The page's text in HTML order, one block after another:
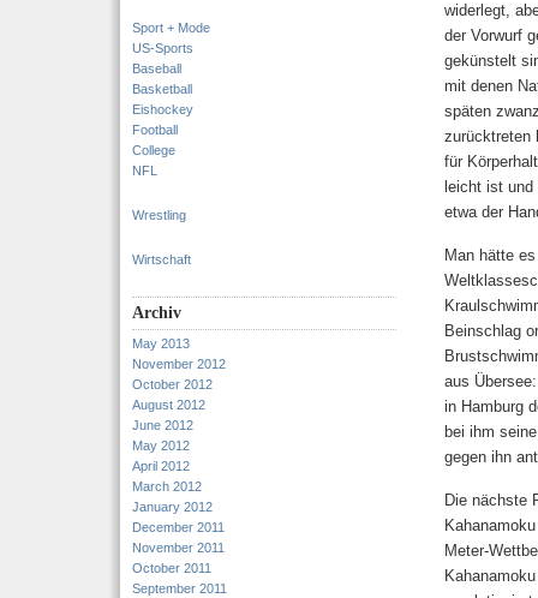
Sport + Mode
US-Sports
Baseball
Basketball
Eishockey
Football
College
NFL
Wrestling
Wirtschaft
Archiv
May 2013
November 2012
October 2012
August 2012
June 2012
May 2012
April 2012
March 2012
January 2012
December 2011
November 2011
October 2011
September 2011
widerlegt,
der Vorwurf
gekünstelt
mit denen
späten
zurücktreten
für
leicht ist
etwa der
Man hätte
Beinschlag
aus
in Hamburg
bei ihm
gegen ihn
Die nächste
Meter-